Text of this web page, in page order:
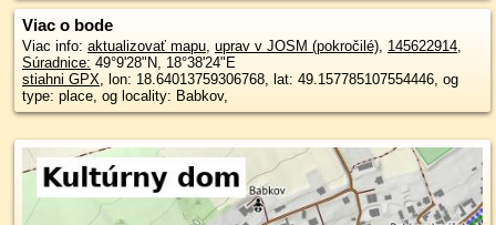
Viac o bode
Viac info: aktualizovať mapu, uprav v JOSM (pokročilé), 145622914,
Súradnice: 49°9'28"N, 18°38'24"E
stiahni GPX, lon: 18.64013759306768, lat: 49.157785107554446, og
type: place, og locality: Babkov,